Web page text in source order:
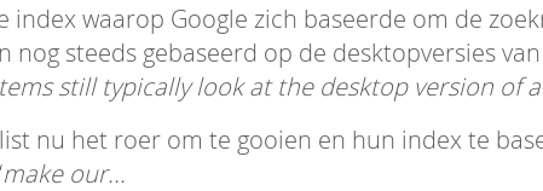
index waarop Google zich baseerde om de
nog steeds gebaseerd op de desktopversies
still typically look at the desktop version of a
nu het roer om te gooien en hun index te
make our...